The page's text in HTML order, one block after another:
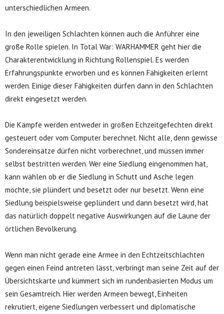
unterschiedlichen Armeen.
In den jeweiligen Schlachten können auch die Anführer eine
große Rolle spielen. In Total War: WARHAMMER geht hier die
Charakterentwicklung in Richtung Rollenspiel. Es werden
Erfahrungspunkte erworben und es können Fähigkeiten erlernt
werden. Einige dieser Fähigkeiten dürfen dann in den Schlachten
direkt eingesetzt werden.
Die Kämpfe werden entweder in großen Echzeitgefechten direkt
gesteuert oder vom Computer berechnet. Nicht alle, denn gewisse
Sondereinsätze dürfen nicht vorberechnet, und müssen immer
selbst bestritten werden. Wer eine Siedlung eingenommen hat,
kann wählen ob er die Siedlung in Schutt und Asche legen
möchte, sie plündert und besetzt oder nur besetzt. Wenn eine
Siedlung beispielsweise geplündert und dann besetzt wird, hat
das natürlich doppelt negative Auswirkungen auf die Laune der
örtlichen Bevölkerung.
Wenn man nicht gerade eine Armee in den Echtzeitschlachten
gegen einen Feind antreten lässt, verbringt man seine Zeit auf der
Übersichtskarte und kümmert sich im rundenbasierten Modus um
sein Gesamtreich. Hier werden Armeen bewegt, Einheiten
rekrutiert, eigene Siedlungen verbessert und diplomatische